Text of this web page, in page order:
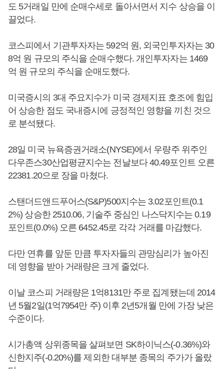
도 5거래일 만에 순매수세로 돌아서면서 지수 상승을 이
끌었다.
코스피에서 기관투자자는 592억 원, 외국인투자자는 30
8억 원 규모의 주식을 순매수했다. 개인투자자는 1469
억 원 규모의 주식을 순매도했다.
미국증시의 3대 주요지수가 미국 경제지표 호조에 힘입
어 상승한 점도 국내증시에 긍정적인 영향을 끼친 것으
로 분석됐다.
28일 미국 뉴욕증권거래소(NYSE)에서 우량주 위주인
다우존스30산업평균지수는 전날보다 40.49포인트 오른
22381.20으로 장을 마쳤다.
스탠더드앤드푸어스(S&P)500지수는 3.02포인트(0.1
2%) 상승한 2510.06, 기술주 중심인 나스닥지수는 0.19
포인트(0.0%) 오른 6452.45로 각각 거래를 마감했다.
다만 연휴를 앞둔 만큼 투자자들의 관망심리가 높아진
데 영향을 받아 거래량은 크게 줄었다.
이날 코스피 거래량은 1억8131만 주로 집계됐는데 2014
년 5월2일(1억7954만 주) 이후 2년5개월 만에 가장 낮은
수준이다.
시가총액 상위종목을 살펴보면 SK하이닉스(-0.36%)와
신한지주(-0.20%)를 제외한 대부분 종목의 주가가 올랐